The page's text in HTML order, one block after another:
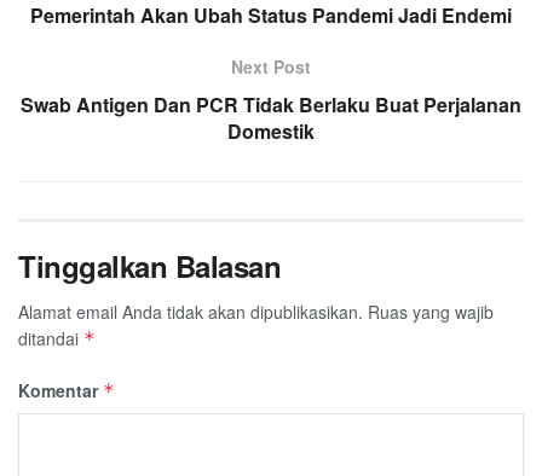
Pemerintah Akan Ubah Status Pandemi Jadi Endemi
Next Post
Swab Antigen Dan PCR Tidak Berlaku Buat Perjalanan
Domestik
Tinggalkan Balasan
Alamat email Anda tidak akan dipublikasikan. Ruas yang wajib
ditandai *
Komentar *